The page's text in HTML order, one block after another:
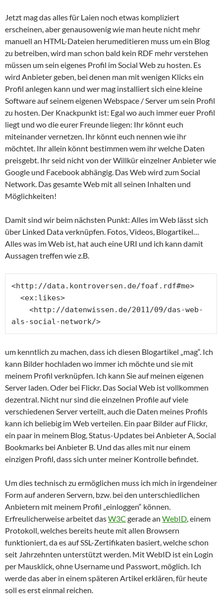
Jetzt mag das alles für Laien noch etwas kompliziert
erscheinen, aber genausowenig wie man heute nicht mehr
manuell an HTML-Dateien herumeditieren muss um ein Blog
zu betreiben, wird man schon bald kein RDF mehr verstehen
müssen um sein eigenes Profil im Social Web zu hosten. Es
wird Anbieter geben, bei denen man mit wenigen Klicks ein
Profil anlegen kann und wer mag installiert sich eine kleine
Software auf seinem eigenen Webspace / Server um sein Profil
zu hosten. Der Knackpunkt ist: Egal wo auch immer euer Profil
liegt und wo die eurer Freunde liegen: Ihr könnt euch
miteinander vernetzen. Ihr könnt euch nennen wie ihr
möchtet. Ihr allein könnt bestimmen wem ihr welche Daten
preisgebt. Ihr seid nicht von der Willkür einzelner Anbieter wie
Google und Facebook abhängig. Das Web wird zum Social
Network. Das gesamte Web mit all seinen Inhalten und
Möglichkeiten!
Damit sind wir beim nächsten Punkt: Alles im Web lässt sich
über Linked Data verknüpfen. Fotos, Videos, Blogartikel…
Alles was im Web ist, hat auch eine URI und ich kann damit
Aussagen treffen wie z.B.
<http://data.kontroversen.de/foaf.rdf#me>
als-social-network/>
um kenntlich zu machen, dass ich diesen Blogartikel „mag“. Ich
kann Bilder hochladen wo immer ich möchte und sie mit
meinem Profil verknüpfen. Ich kann Sie auf meinen eigenen
Server laden. Oder bei Flickr. Das Social Web ist vollkommen
dezentral. Nicht nur sind die einzelnen Profile auf viele
verschiedenen Server verteilt, auch die Daten meines Profils
kann ich beliebig im Web verteilen. Ein paar Bilder auf Flickr,
ein paar in meinem Blog, Status-Updates bei Anbieter A, Social
Bookmarks bei Anbieter B. Und das alles mit nur einem
einzigen Profil, dass sich unter meiner Kontrolle befindet.
Um dies technisch zu ermöglichen muss ich mich in irgendeiner
Form auf anderen Servern, bzw. bei den unterschiedlichen
Anbietern mit meinem Profil „einloggen“ können.
Erfreulicherweise arbeitet dasW3C gerade an WebID, einem
Protokoll, welches bereits heute mit allen Browsern
funktioniert, da es auf SSL-Zertifikaten basiert, welche schon
seit Jahrzehnten unterstützt werden. Mit WebID ist ein Login
per Mausklick, ohne Username und Passwort, möglich. Ich
werde das aber in einem späteren Artikel erklären, für heute
soll es erst einmal reichen.